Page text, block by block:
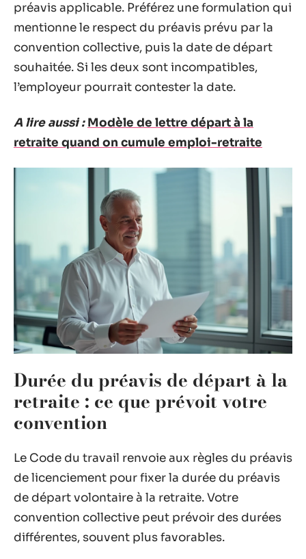
préavis applicable. Préférez une formulation qui
mentionne le respect du préavis prévu par la
convention collective, puis la date de départ
souhaitée. Si les deux sont incompatibles,
l’employeur pourrait contester la date.
A lire aussi : Modèle de lettre départ à la
retraite quand on cumule emploi-retraite
Durée du préavis de départ à la
retraite : ce que prévoit votre
convention
Le Code du travail renvoie aux règles du préavis
de licenciement pour fixer la durée du préavis
de départ volontaire à la retraite. Votre
convention collective peut prévoir des durées
différentes, souvent plus favorables.